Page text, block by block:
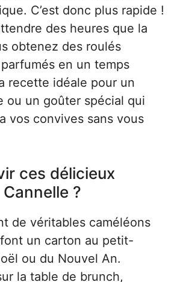
C’est donc plus rapide !
des heures que la
obtenez des roulés
en un temps
recette idéale pour un
ou un goûter spécial qui
vos convives sans vous
ces délicieux
?
de véritables caméléons
un carton au petit-
ou du Nouvel An.
la table de brunch,